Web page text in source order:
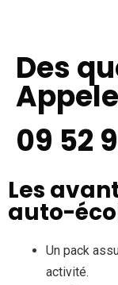
Des
09 52
Les
auto-
Un pack
activité.